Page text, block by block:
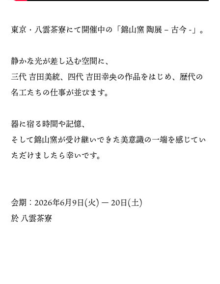
東京・八雲茶寮にて開催中の「錦山窯 陶展 – 古今 -」。
静かな光が差し込む空間に、
三代 吉田美統、四代 吉田幸央の作品をはじめ、歴代の
名工たちの仕事が並びます。
器に宿る時間や記憶、
そして錦山窯が受け継いできた美意識の一端を感じてい
ただけましたら幸いです。
会期：2026年6月9日(火) ― 20日(土)
於 八雲茶寮